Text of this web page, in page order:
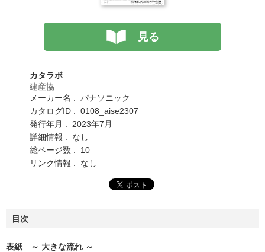
見る
カタラボ
建産協
メーカー名 : パナソニック
カタログID : 0108_aise2307
発行年月 : 2023年7月
詳細情報 : なし
総ページ数 : 10
リンク情報 : なし
目次
表紙 ～ 大きな流れ ～